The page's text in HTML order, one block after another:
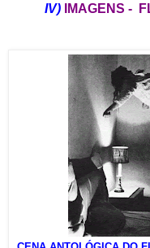
IV) IMAGENS -